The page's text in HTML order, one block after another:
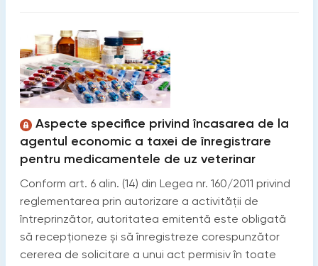
Aspecte specifice privind încasarea de la
agentul economic a taxei de înregistrare
pentru medicamentele de uz veterinar
Conform art. 6 alin. (14) din Legea nr. 160/2011 privind
reglementarea prin autorizare a activităţii de
întreprinzător, autoritatea emitentă este obligată
să recepţioneze şi să înregistreze corespunzător
cererea de solicitare a unui act permisiv în toate